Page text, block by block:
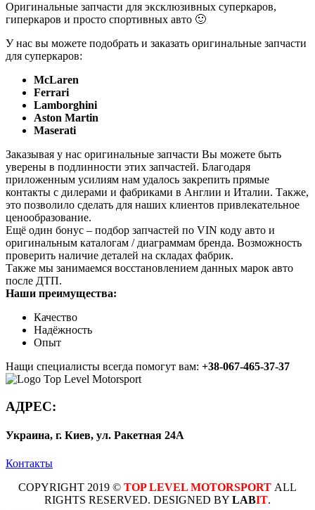
Оригинальные запчасти для эксклюзивных суперкаров,
гиперкаров и просто спортивных авто 🙂
У нас вы можете подобрать и заказать оригинальные запчасти
для суперкаров:
McLaren
Ferrari
Lamborghini
Aston Martin
Maserati
Заказывая у нас оригинальные запчасти Вы можете быть
уверены в подлинности этих запчастей. Благодаря
приложенным усилиям нам удалось закрепить прямые
контакты с дилерами и фабриками в Англии и Италии. Также,
это позволило сделать для наших клиентов привлекательное
ценообразование.
Ещё один бонус – подбор запчастей по VIN коду авто и
оригинальным каталогам / диаграммам бренда. Возможность
проверить наличие деталей на складах фабрик.
Также мы занимаемся восстановлением данных марок авто
после ДТП.
Наши преимущества:
Качество
Надёжность
Опыт
Нащи специалисты всегда помогут вам: +38-067-465-37-37
АДРЕС:
Украина, г. Киев, ул. Ракетная 24А
Контакты
COPYRIGHT 2019 © TOP LEVEL MOTORSPORT ALL
RIGHTS RESERVED. DESIGNED BY LABIT.